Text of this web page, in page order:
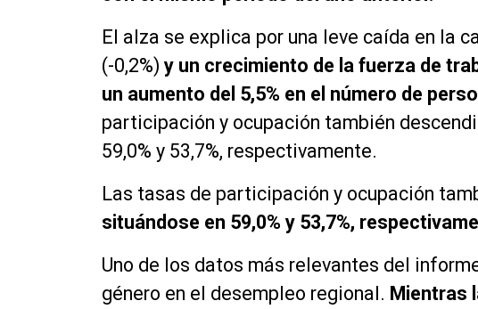
El alza se explica por una leve caída en la
(-0,2%) y un crecimiento de la fuerza de
un aumento del 5,5% en el número de
participación y ocupación también
59,0% y 53,7%, respectivamente.
Las tasas de participación y ocupación
situándose en 59,0% y 53,7%,
Uno de los datos más relevantes del
género en el desempleo regional. Mientras